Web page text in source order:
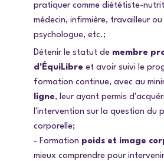
pratiquer comme diététiste-
médecin, infirmière, travailleur
psychologue, etc.;
Détenir le statut de membre
d'ÉquiLibre et avoir suivi le
formation continue, avec au
ligne, leur ayant permis
l'intervention sur la question du
corporelle;
- Formation poids et image
mieux comprendre pour